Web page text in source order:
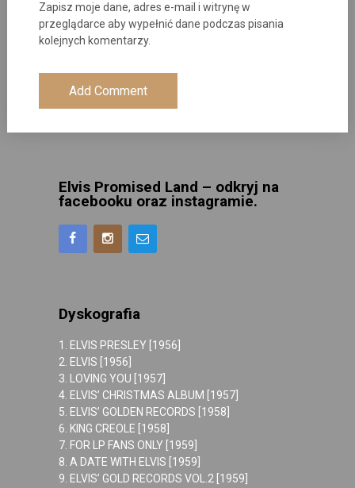
Zapisz moje dane, adres e-mail i witrynę w
przeglądarce aby wypełnić dane podczas pisania
kolejnych komentarzy.
Elvis Promised Land – odkryj na
facebooku oraz instagramie.
Dyskografia
1. ELVIS PRESLEY [1956]
2. ELVIS [1956]
3. LOVING YOU [1957]
4. ELVIS’ CHRISTMAS ALBUM [1957]
5. ELVIS’ GOLDEN RECORDS [1958]
6. KING CREOLE [1958]
7. FOR LP FANS ONLY [1959]
8. A DATE WITH ELVIS [1959]
9. ELVIS’ GOLD RECORDS VOL.2 [1959]